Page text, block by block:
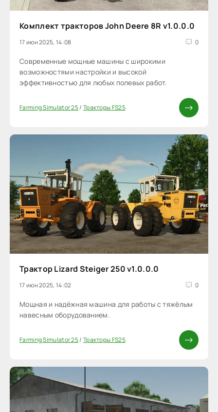
Комплект тракторов John Deere 8R v1.0.0.0
17 июн 2025, 14:08 0
Cовременные мощные машины с широкими
возможностями настройки и высокой
эффективностью для любых полевых работ.
Farming Simulator 25/ Тракторы FS25
Трактор Lizard Steiger 250 v1.0.0.0
17 июн 2025, 14:02 0
Мощная и надёжная машина для работы с тяжёлым
навесным оборудованием.
Farming Simulator 25/ Тракторы FS25